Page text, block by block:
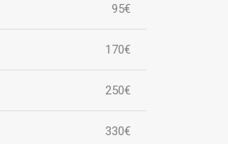
95€
170€
250€
330€